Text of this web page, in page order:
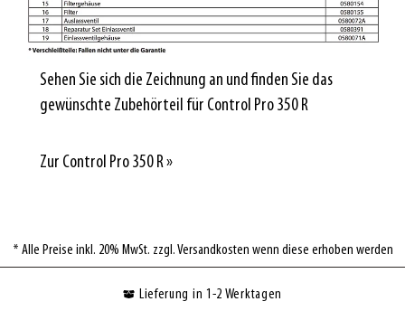
Sehen Sie sich die Zeichnung an und finden Sie das
gewünschte Zubehörteil für Control Pro 350 R
Zur Control Pro 350 R »
* Alle Preise inkl. 20% MwSt. zzgl. Versandkosten wenn diese erhoben werden
Lieferung in 1-2 Werktagen